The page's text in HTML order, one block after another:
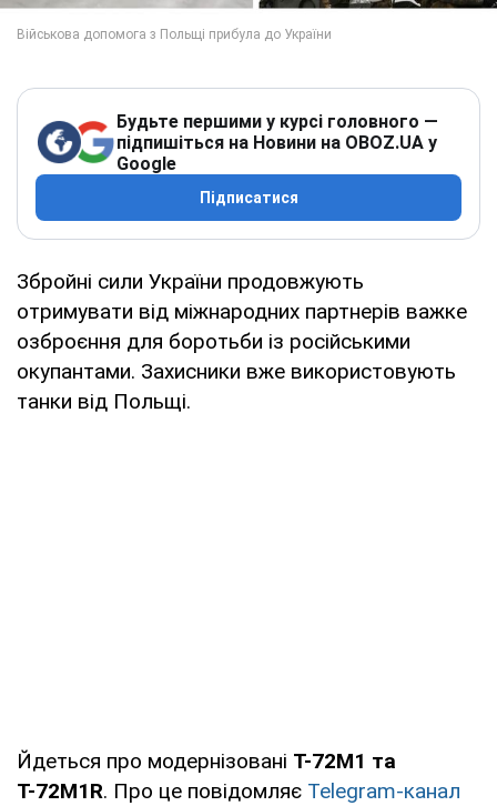
Будьте першими у курсі головного —
підпишіться на Новини на OBOZ.UA у
Google
Підписатися
Збройні сили України продовжують
отримувати від міжнародних партнерів важке
озброєння для боротьби із російськими
окупантами. Захисники вже використовують
танки від Польщі.
Йдеться про модернізовані Т-72М1 та
Т-72М1R. Про це повідомляє Telegram-канал